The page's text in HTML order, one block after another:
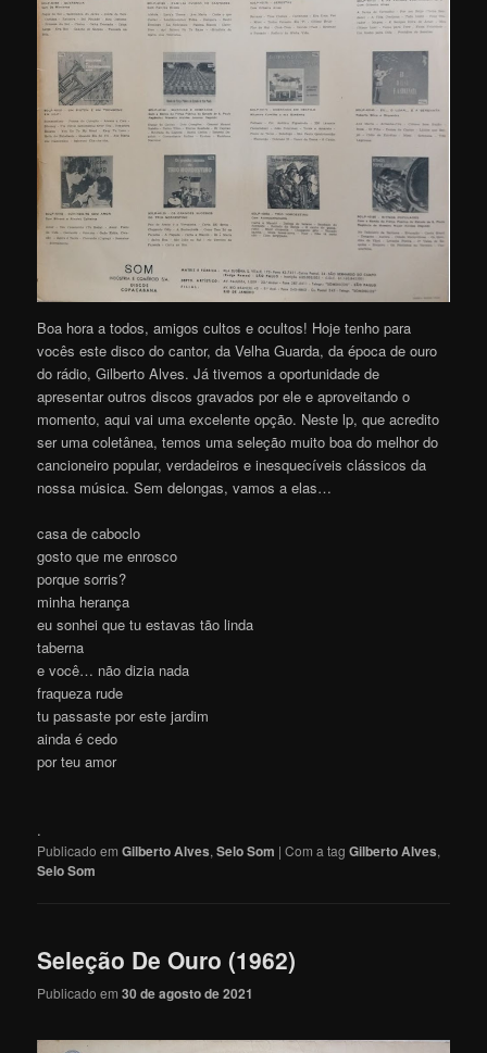
Boa hora a todos, amigos cultos e ocultos! Hoje tenho para
vocês este disco do cantor, da Velha Guarda, da época de ouro
do rádio, Gilberto Alves. Já tivemos a oportunidade de
apresentar outros discos gravados por ele e aproveitando o
momento, aqui vai uma excelente opção. Neste lp, que acredito
ser uma coletânea, temos uma seleção muito boa do melhor do
cancioneiro popular, verdadeiros e inesquecíveis clássicos da
nossa música. Sem delongas, vamos a elas…
casa de caboclo
gosto que me enrosco
porque sorris?
minha herança
eu sonhei que tu estavas tão linda
taberna
e você… não dizia nada
fraqueza rude
tu passaste por este jardim
ainda é cedo
por teu amor
.
Publicado em Gilberto Alves,Selo Som |Com a tagGilberto Alves,
Selo Som
Seleção De Ouro (1962)
Publicado em30 de agosto de 2021